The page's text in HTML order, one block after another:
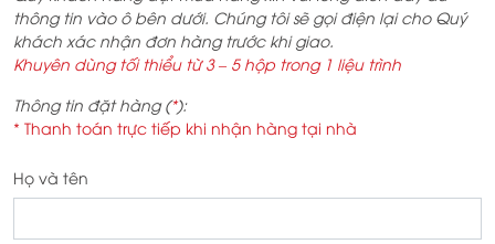
thông tin vào ô bên dưới. Chúng tôi sẽ gọi điện lại cho Quý
khách xác nhận đơn hàng trước khi giao.
Khuyên dùng tối thiểu từ 3 – 5 hộp trong 1 liệu trình
Thông tin đặt hàng (*):
* Thanh toán trực tiếp khi nhận hàng tại nhà
Họ và tên